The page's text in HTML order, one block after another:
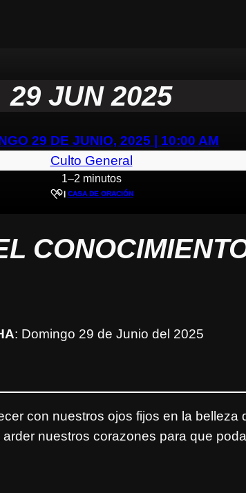
29 JUN 2025
29 DE JUNIO, 2025 | 10:00 AM
Culto General
1–2 minutos
| CASA DE ORACIÓN
: Domingo 29 de Junio del 2025
con nuestros ojos fijos en la
nuestros corazones para que